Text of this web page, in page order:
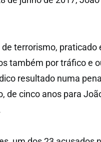
terrorismo, praticado
também por tráfico e
resultado numa
de cinco anos para